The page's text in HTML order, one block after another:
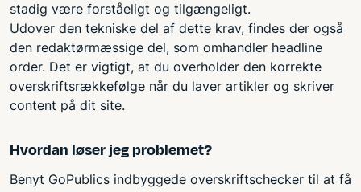
stadig være forståeligt og tilgængeligt.
Udover den tekniske del af dette krav, findes der også
den redaktørmæssige del, som omhandler headline
order. Det er vigtigt, at du overholder den korrekte
overskriftsrækkefølge når du laver artikler og skriver
content på dit site.
Hvordan løser jeg problemet?
Benyt GoPublics indbyggede overskriftschecker til at få